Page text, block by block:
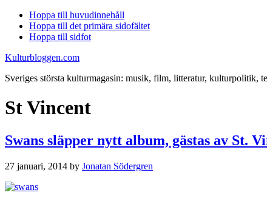
Hoppa till huvudinnehåll
Hoppa till det primära sidofältet
Hoppa till sidfot
Kulturbloggen.com
Sveriges största kulturmagasin: musik, film, litteratur, kulturpolitik,
St Vincent
Swans släpper nytt album, gästas av St.
27 januari, 2014 by Jonatan Södergren